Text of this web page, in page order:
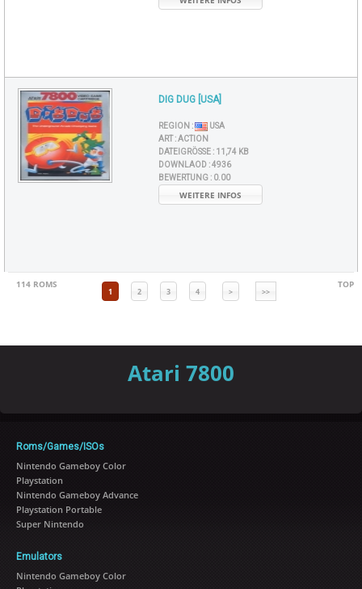
DIG DUG [USA]
REGION :
USA
ART :ACTION
DATEIGRÖSSE : 11,74 KB
DOWNLAOD :4936
BEWERTUNG : 0.00
WEITERE INFOS
114 ROMS
1 2 3 4 > >>
TOP
Atari 7800
Roms/Games/ISOs
Nintendo Gameboy Color
Playstation
Nintendo Gameboy Advance
Playstation Portable
Super Nintendo
Emulators
Nintendo Gameboy Color